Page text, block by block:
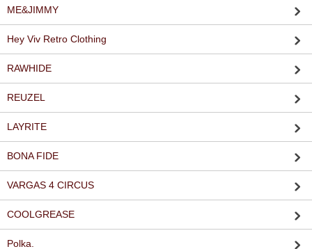
ME&JIMMY
Hey Viv Retro Clothing
RAWHIDE
REUZEL
LAYRITE
BONA FIDE
VARGAS 4 CIRCUS
COOLGREASE
Polka.